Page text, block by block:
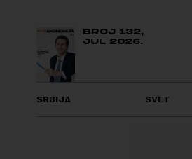
BROJ 132,
JUL 2026.
SRBIJA SVET